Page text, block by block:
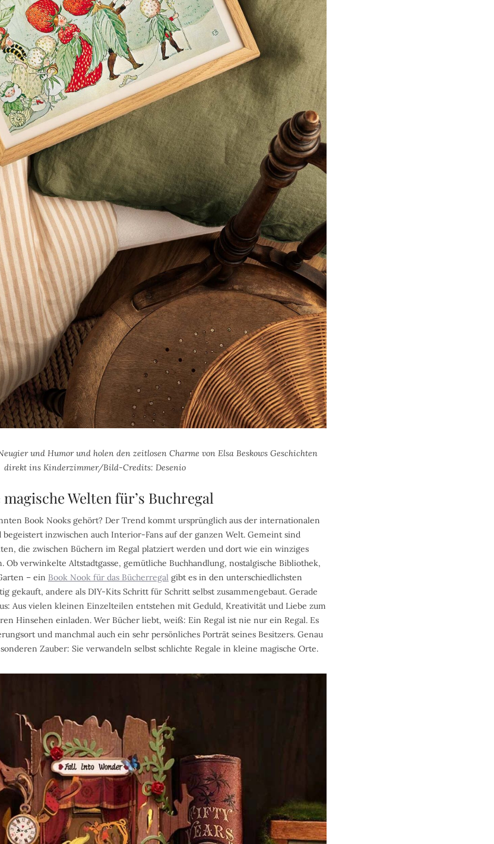
und Humor und holen den zeitlosen Charme von Elsa Beskows Geschichten
direkt ins Kinderzimmer/Bild-Credits: Desenio
Welten für’s Buchregal
Book Nooks gehört? Der Trend kommt ursprünglich aus der internationalen
inzwischen auch Interior-Fans auf der ganzen Welt. Gemeint sind
die zwischen Büchern im Regal platziert werden und dort wie ein winziges
verwinkelte Altstadtgasse, gemütliche Buchhandlung, nostalgische Bibliothek,
– ein Book Nook für das Bücherregal gibt es in den unterschiedlichsten
gekauft, andere als DIY-Kits Schritt für Schritt selbst zusammengebaut. Gerade
Aus vielen kleinen Einzelteilen entstehen mit Geduld, Kreativität und Liebe zum
Hinsehen einladen. Wer Bücher liebt, weiß: Ein Regal ist nie nur ein Regal. Es
und manchmal auch ein sehr persönliches Porträt seines Besitzers. Genau
Zauber: Sie verwandeln selbst schlichte Regale in kleine magische Orte.